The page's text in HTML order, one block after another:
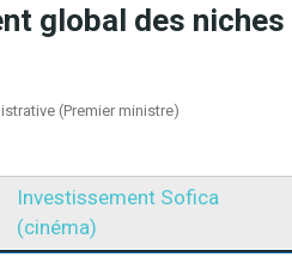
global des niches
(Premier ministre)
Investissement Sofica
(cinéma)